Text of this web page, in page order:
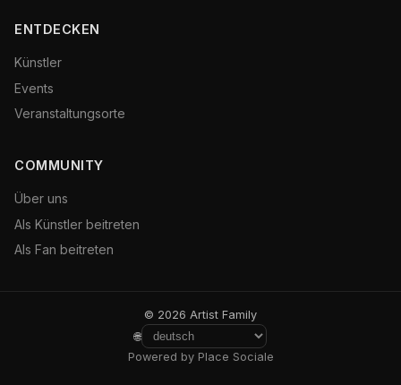
ENTDECKEN
Künstler
Events
Veranstaltungsorte
COMMUNITY
Über uns
Als Künstler beitreten
Als Fan beitreten
© 2026 Artist Family
🌐
Powered by Place Sociale